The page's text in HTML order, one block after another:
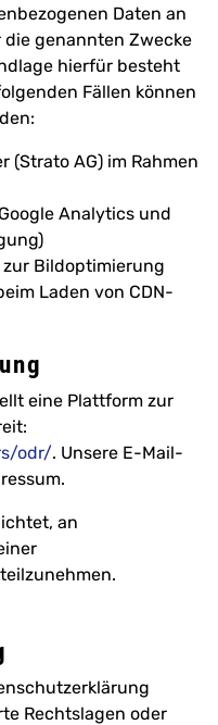
Daten an
genannten Zwecke
hierfür besteht
Fällen können
(Strato AG) im Rahmen
Analytics und
zur Bildoptimierung
Laden von CDN-
eine Plattform zur
odr/. Unsere E-Mail-
an
Rechtslagen oder